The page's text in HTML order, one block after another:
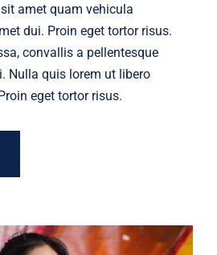
amet quam vehicula
dui. Proin eget tortor risus.
convallis a pellentesque
Nulla quis lorem ut libero
eget tortor risus.